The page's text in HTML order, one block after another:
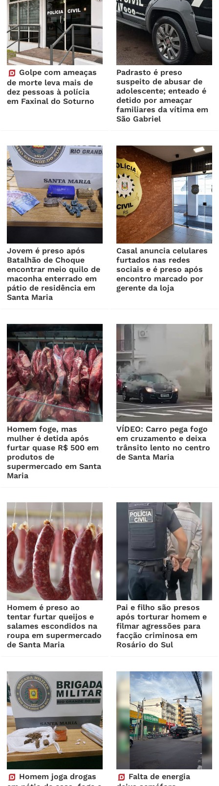
Golpe com ameaças
de morte leva mais de
dez pessoas à polícia
em Faxinal do Soturno
Padrasto é preso
suspeito de abusar de
adolescente; enteado é
detido por ameaçar
familiares da vítima em
São Gabriel
Jovem é preso após
Batalhão de Choque
encontrar meio quilo de
maconha enterrado em
pátio de residência em
Santa Maria
Casal anuncia celulares
furtados nas redes
sociais e é preso após
encontro marcado por
gerente da loja
Homem foge, mas
mulher é detida após
furtar quase R$ 500 em
produtos de
supermercado em Santa
Maria
VÍDEO: Carro pega fogo
em cruzamento e deixa
trânsito lento no centro
de Santa Maria
Homem é preso ao
tentar furtar queijos e
salames escondidos na
roupa em supermercado
de Santa Maria
Pai e filho são presos
após torturar homem e
filmar agressões para
facção criminosa em
Rosário do Sul
Homem joga drogas
Falta de energia